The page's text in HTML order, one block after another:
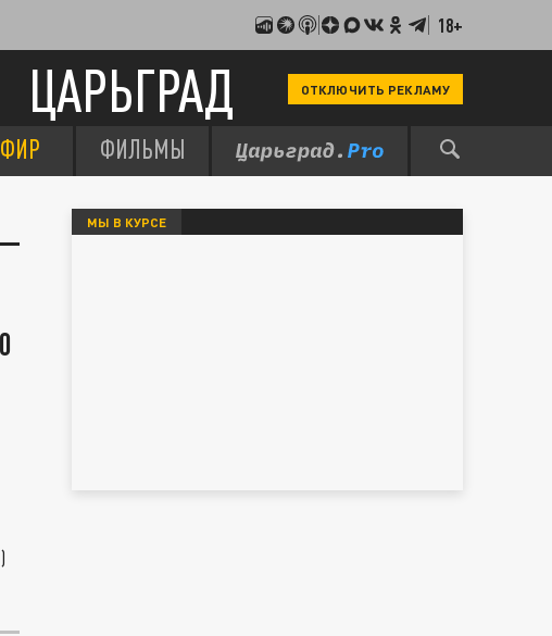
18+
ЦАРЬГРАД ОТКЛЮЧИТЬ РЕКЛАМУ
ФИЛЬМЫ
МЫ В КУРСЕ